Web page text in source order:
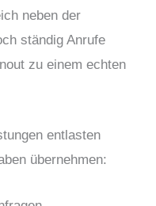
neben der
ständig Anrufe
zu einem echten
entlasten
übernehmen: